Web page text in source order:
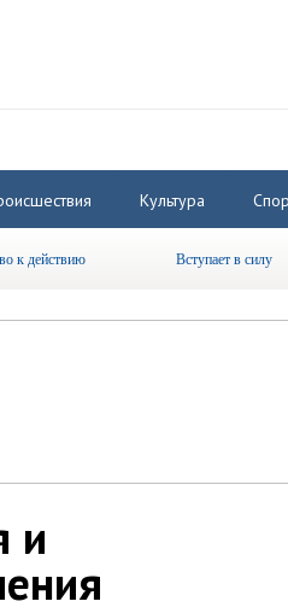
Культура
к действию Вступает в силу
и